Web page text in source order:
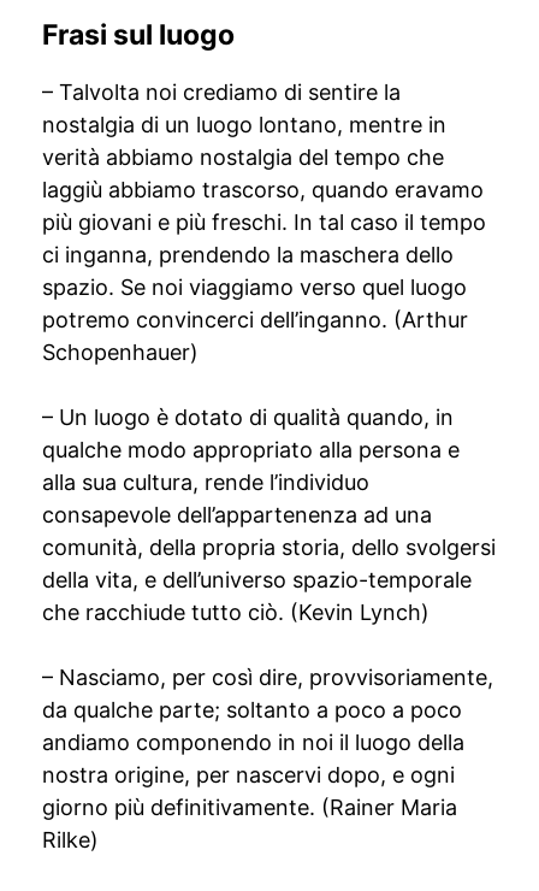
Frasi sul luogo
– Talvolta noi crediamo di sentire la
nostalgia di un luogo lontano, mentre in
verità abbiamo nostalgia del tempo che
laggiù abbiamo trascorso, quando eravamo
più giovani e più freschi. In tal caso il tempo
ci inganna, prendendo la maschera dello
spazio. Se noi viaggiamo verso quel luogo
potremo convincerci dell’inganno. (Arthur
Schopenhauer)
– Un luogo è dotato di qualità quando, in
qualche modo appropriato alla persona e
alla sua cultura, rende l’individuo
consapevole dell’appartenenza ad una
comunità, della propria storia, dello svolgersi
della vita, e dell’universo spazio-temporale
che racchiude tutto ciò. (Kevin Lynch)
– Nasciamo, per così dire, provvisoriamente,
da qualche parte; soltanto a poco a poco
andiamo componendo in noi il luogo della
nostra origine, per nascervi dopo, e ogni
giorno più definitivamente. (Rainer Maria
Rilke)